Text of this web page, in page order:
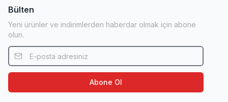
Bülten
Yeni ürünler ve indirimlerden haberdar olmak için abone
olun.
Abone Ol